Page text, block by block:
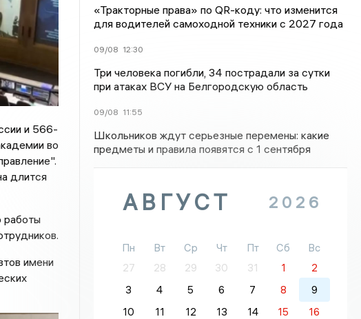
и 566-
во
длится
работы
имени
«Тракторные права» по QR-коду: что изменится
для водителей самоходной техники с 2027 года
09/08 12:30
Три человека погибли, 34 пострадали за сутки
при атаках ВСУ на Белгородскую область
09/08 11:55
Школьников ждут серьезные перемены: какие
предметы и правила появятся с 1 сентября
АВГУСТ 2026
Пн Вт Ср Чт Пт Сб
Вс
27
28 29 30 31 1
2
3
4 5 6 7 8
9
10
11 12 13 14 15
16